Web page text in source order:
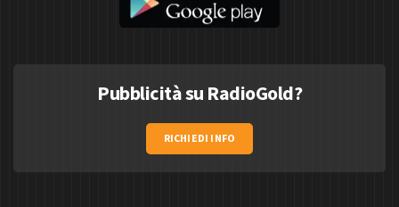
Pubblicità su RadioGold?
RICHIEDI INFO